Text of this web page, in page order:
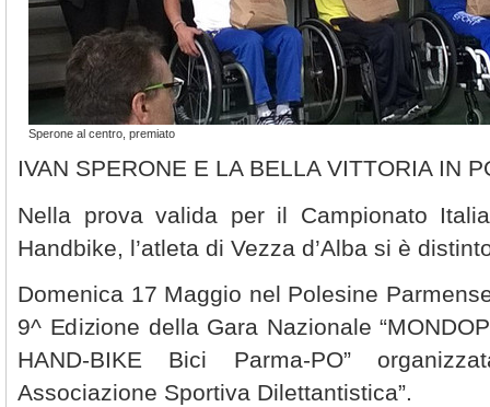
Sperone al centro, premiato
IVAN SPERONE E LA BELLA VITTORIA IN
Nella prova valida per il Campionato
Handbike, l’atleta di Vezza d’Alba si è
Domenica 17 Maggio nel Polesine
9^ Edizione della Gara Nazionale
HAND-BIKE Bici Parma-PO”
Associazione Sportiva Dilettantistica”.